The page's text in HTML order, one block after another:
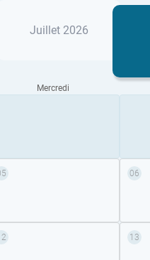
Juillet 2026
Mercredi
06
13